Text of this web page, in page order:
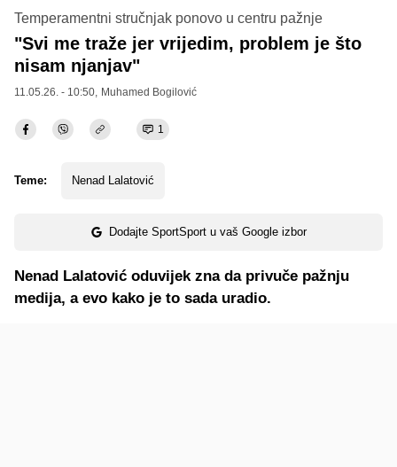
Temperamentni stručnjak ponovo u centru pažnje
"Svi me traže jer vrijedim, problem je što
nisam njanjav"
11.05.26. - 10:50, Muhamed Bogilović
1
Teme: Nenad Lalatović
Dodajte SportSport u vaš Google izbor
Nenad Lalatović oduvijek zna da privuče pažnju
medija, a evo kako je to sada uradio.